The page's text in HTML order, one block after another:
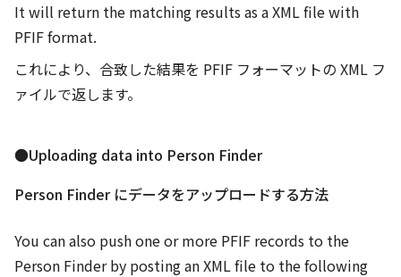
It will return the matching results as a XML file with
PFIF format.
これにより、合致した結果を PFIF フォーマットの XML フ
ァイルで返します。
●Uploading data into Person Finder
Person Finder にデータをアップロードする方法
You can also push one or more PFIF records to the
Person Finder by posting an XML file to the following